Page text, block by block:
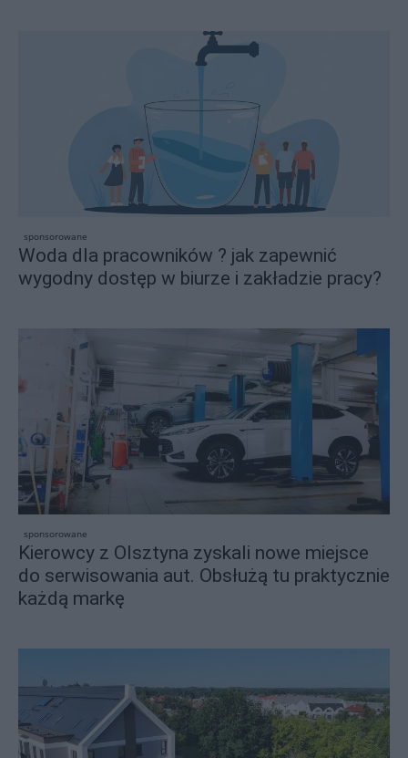
sponsorowane
Woda dla pracowników ? jak zapewnić
wygodny dostęp w biurze i zakładzie pracy?
sponsorowane
Kierowcy z Olsztyna zyskali nowe miejsce
do serwisowania aut. Obsłużą tu praktycznie
każdą markę